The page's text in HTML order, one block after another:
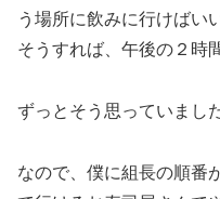
う場所に飲みに行けばい
そうすれば、午後の２時
ずっとそう思っていました
なので、僕に組長の順番